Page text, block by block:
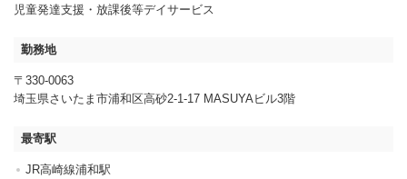
児童発達支援・放課後等デイサービス
勤務地
〒330-0063
埼玉県さいたま市浦和区高砂2-1-17 MASUYAビル3階
最寄駅
JR高崎線浦和駅